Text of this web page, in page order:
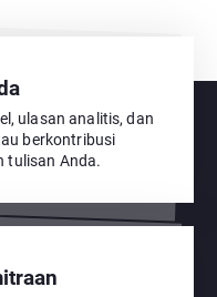
ulasan analitis, dan
berkontribusi
tulisan Anda.